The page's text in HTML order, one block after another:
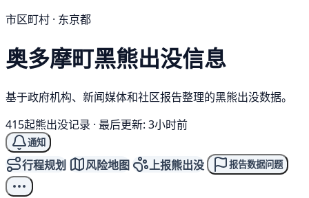
市区町村 · 东京都
奥多摩町黑熊出没信息
基于政府机构、新闻媒体和社区报告整理的黑熊出没数据。
415起熊出没记录 · 最后更新: 3小时前
通知
行程规划 风险地图 上报熊出没 报告数据问题